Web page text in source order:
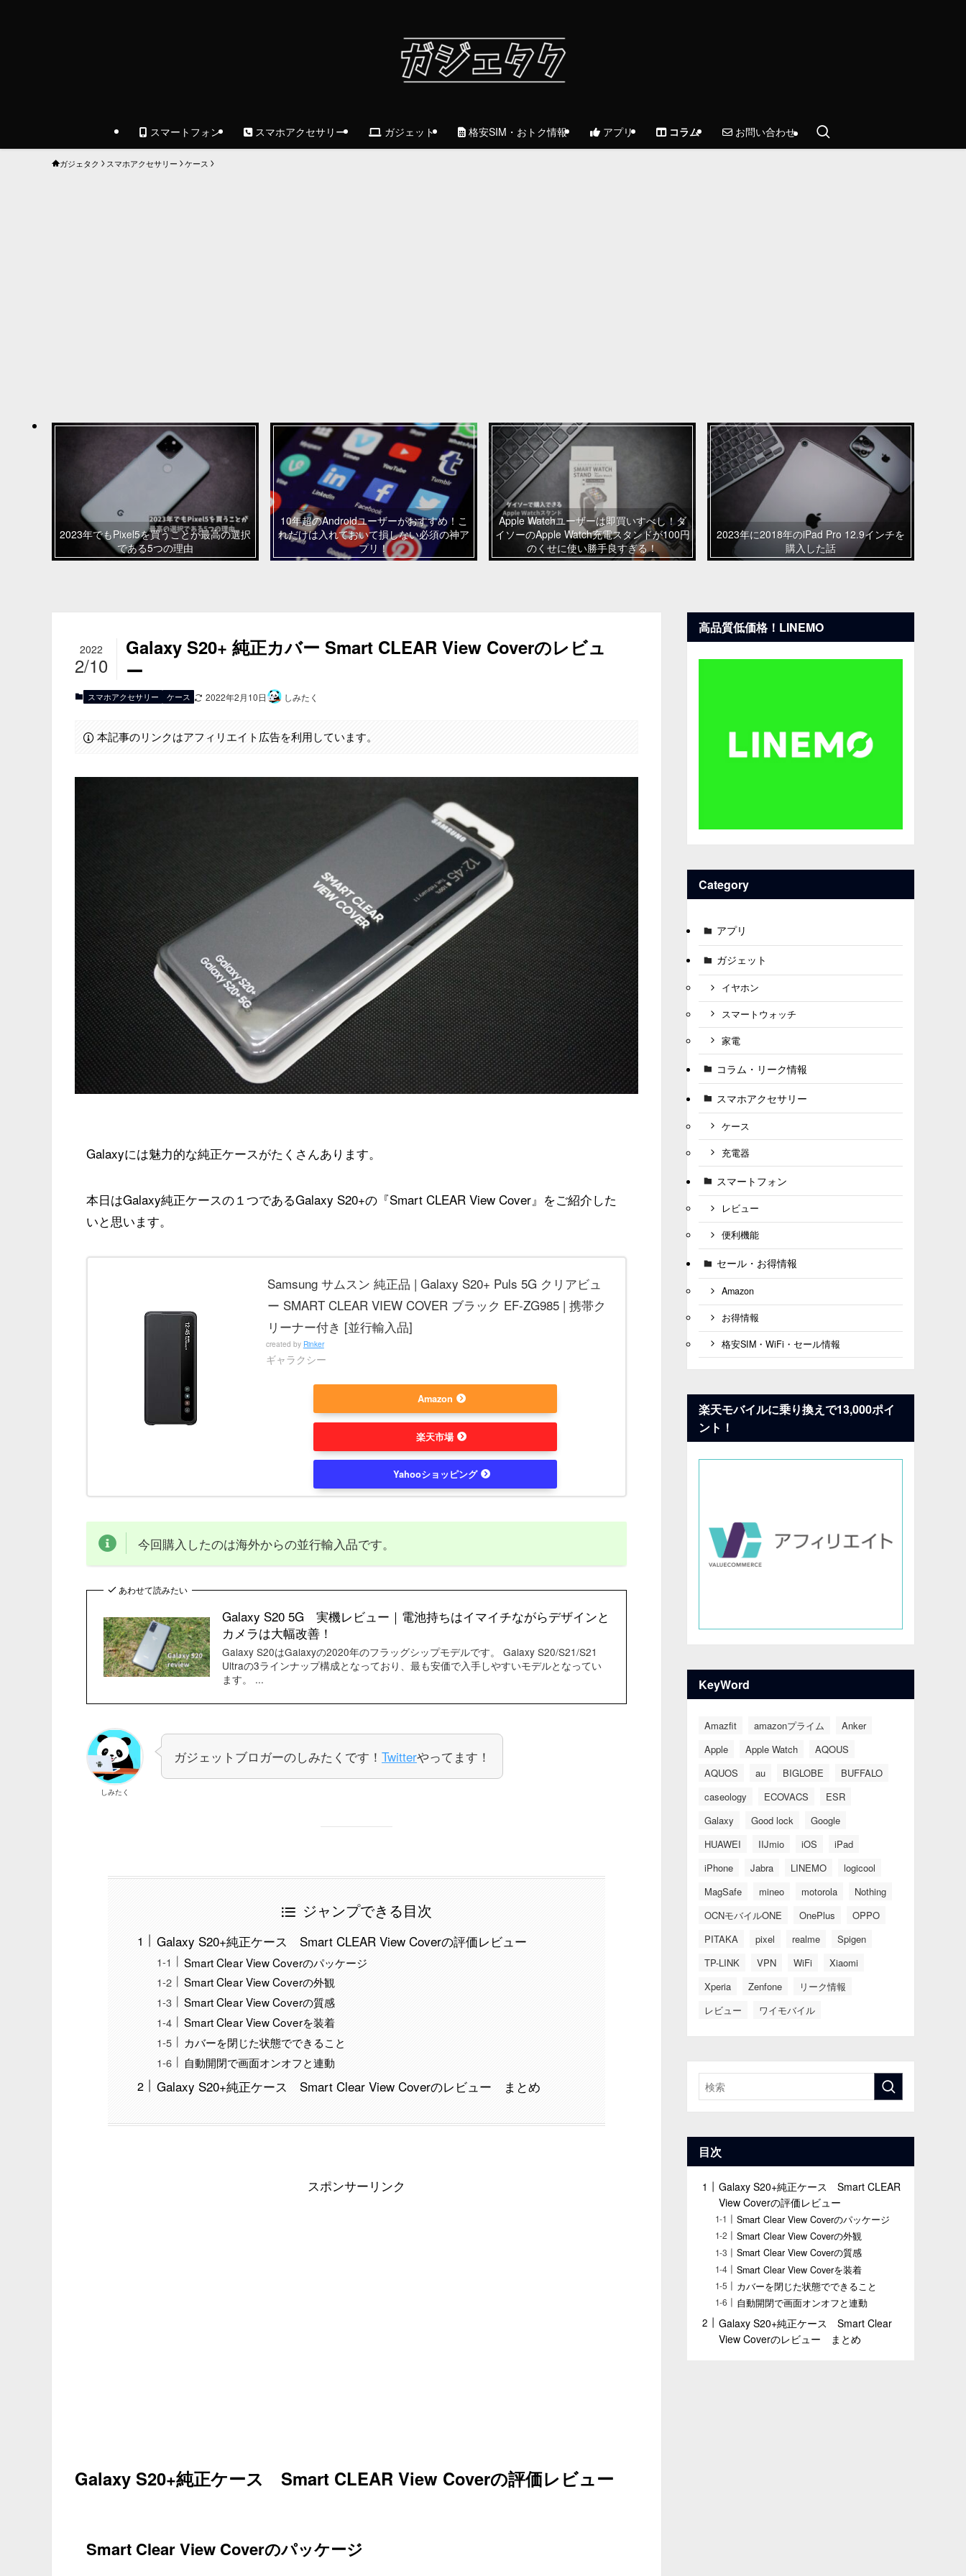
スマートフォン スマホアクセサリー ガジェット 格安SIM・おトク情報 アプリ コラム お問い合わせ
ガジェタク スマホアクセサリー ケース
2023年でもPixel5を買うことが最高の選択
である5つの理由
10年超のAndroidユーザーがおすすめ！こ
れだけは入れておいて損しない必須の神ア
プリ！
Apple Watchユーザーは即買いすべし！ダ
イソーのApple Watch充電スタンドが100円
のくせに使い勝手良すぎる！
2023年に2018年のiPad Pro 12.9インチを
購入した話
Galaxy S20+ 純正カバー Smart CLEAR View Coverのレビュ
ー
2022
2/10
スマホアクセサリー ケース 2022年2月10日 しみたく
本記事のリンクはアフィリエイト広告を利用しています。
Galaxyには魅力的な純正ケースがたくさんあります。
本日はGalaxy純正ケースの１つであるGalaxy S20+の 『Smart CLEAR View Cover』 をご紹介した
いと思います。
Samsung サムスン 純正品 | Galaxy S20+ Puls 5G クリアビュ
ー SMART CLEAR VIEW COVER ブラック EF-ZG985 | 携帯ク
リーナー付き [並行輸入品]
created by Rinker
ギャラクシー
Amazon
楽天市場
Yahooショッピング
今回購入したのは海外からの並行輸入品です。
あわせて読みたい
Galaxy S20 5G 実機レビュー｜電池持ちはイマイチながらデザインと
カメラは大幅改善！
Galaxy S20はGalaxyの2020年のフラッグシップモデルです。 Galaxy S20/S21/S21
Ultraの3ラインナップ構成となっており、最も安価で入手しやすいモデルとなってい
ます。 ...
しみたく
ガジェットブロガーのしみたくです！ Twitterやってます！
ジャンプできる目次
Galaxy S20+純正ケース Smart CLEAR View Coverの評価レビュー
Smart Clear View Coverのパッケージ
Smart Clear View Coverの外観
Smart Clear View Coverの質感
Smart Clear View Coverを装着
カバーを閉じた状態でできること
自動開閉で画面オンオフと連動
Galaxy S20+純正ケース Smart Clear View Coverのレビュー まとめ
スポンサーリンク
Galaxy S20+純正ケース Smart CLEAR View Coverの評価レビュー
Smart Clear View Coverのパッケージ
高品質低価格！LINEMO
Category
アプリ
ガジェット
イヤホン
スマートウォッチ
家電
コラム・リーク情報
スマホアクセサリー
ケース
充電器
スマートフォン
レビュー
便利機能
セール・お得情報
Amazon
お得情報
格安SIM・WiFi・セール情報
楽天モバイルに乗り換えで13,000ポイ
ント！
KeyWord
Amazfit amazonプライム
Anker
Apple
Apple Watch
AQOUS
AQUOS
au BIGLOBE
BUFFALO
caseology
ECOVACS
ESR
Galaxy
Good lock
Google
HUAWEI
IIJmio iOS
iPad
iPhone
Jabra LINEMO
logicool
MagSafe
mineo motorola
Nothing
OCNモバイルONE
OnePlus
OPPO
PITAKA
pixel realme
Spigen
TP-LINK
VPN WiFi
Xiaomi
Xperia
Zenfone
リーク情報
レビュー
ワイモバイル
目次
Galaxy S20+純正ケース Smart CLEAR
View Coverの評価レビュー
Smart Clear View Coverのパッケージ
Smart Clear View Coverの外観
Smart Clear View Coverの質感
Smart Clear View Coverを装着
カバーを閉じた状態でできること
自動開閉で画面オンオフと連動
Galaxy S20+純正ケース Smart Clear
View Coverのレビュー まとめ